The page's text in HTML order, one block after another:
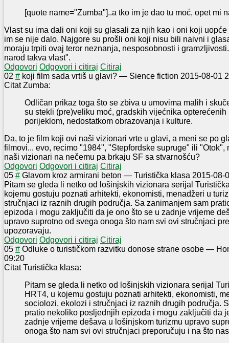
[quote name="Zumba"]..a tko im je dao tu moć, opet mi
Vlast su ima dali oni koji su glasali za njih kao i oni koji
im se nije dalo. Najgore su prošli oni koji nisu bili naivni i
moraju trpiti ovaj teror neznanja, nesposobnosti i
narod takva vlast".
Odgovori Odgovori i citiraj Citiraj
02 # koji film sada vrtiš u glavi? — Sience fiction 2015-08-01
Citat Zumba:
Odličan prikaz toga što se zbiva u umovima malih i
su stekli (pre)veliku moć, gradskih vijećnika
porijeklom, nedostatkom obrazovanja i kulture.
Da, to je film koji ovi naši vizionari vrte u glavi, a meni se po
filmovi... evo, recimo "1984", "Stepfordske supruge" ili "Otok",
naši vizionari na nečemu pa brkaju SF sa stvarnošću?
Odgovori Odgovori i citiraj Citiraj
05 # Glavom kroz armirani beton — Turistička klasa 2015-08-
Pitam se gleda li netko od lošinjskih vizionara serijal
kojemu gostuju poznati arhitekti, ekonomisti, menadžeri u
stručnjaci iz raznih drugih područja. Sa zanimanjem sam
epizoda i mogu zaključiti da je ono što se u zadnje vrijeme
upravo suprotno od svega onoga što nam svi ovi stručnjaci
upozoravaju.
Odgovori Odgovori i citiraj Citiraj
05 # Odluke o turističkom razvitku donose strane osobe —
09:20
Citat Turistička klasa:
Pitam se gleda li netko od lošinjskih vizionara serijal
HRT4, u kojemu gostuju poznati arhitekti, ekonomisti,
sociolozi, ekolozi i stručnjaci iz raznih drugih područja.
pratio nekoliko posljednjih epizoda i mogu zaključiti da
zadnje vrijeme dešava u lošinjskom turizmu upravo
onoga što nam svi ovi stručnjaci preporučuju i na što